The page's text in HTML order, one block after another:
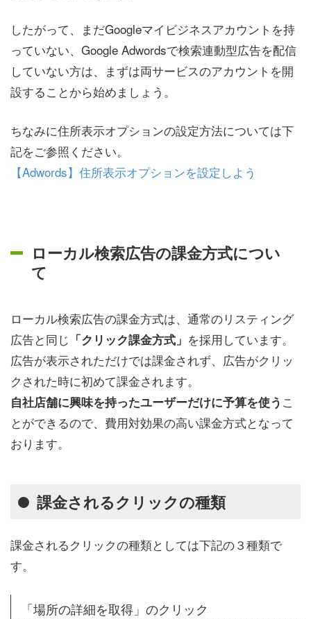
したがって、まだGoogleマイビジネスアカウントを持
っていない、Google Adwordsで検索連動型広告を配信
していない方は、まずは両サービスのアカウントを開
設することから始めましょう。
ちなみに住所表示オプションの設定方法については下
記をご参照ください。
【Adwords】住所表示オプションを設定しよう
ローカル検索広告の課金方式につい
て
ローカル検索広告の課金方式は、通常のリスティング
広告と同じ 「クリック課金方式」 を採用しています。
広告が表示されただけでは課金されず、広告がクリッ
クされた時に初めて課金されます。
自社店舗に興味を持ったユーザーだけに予算を使う こ
とができるので、費用対効果の高い課金方式となって
おります。
課金されるクリックの種類
課金されるクリックの種類としては下記の３種類で
す。
「場所の詳細を取得」のクリック